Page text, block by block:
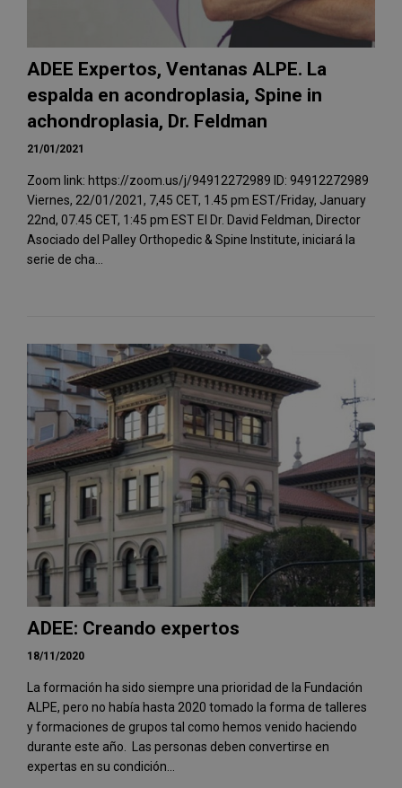
ADEE Expertos, Ventanas ALPE. La
espalda en acondroplasia, Spine in
achondroplasia, Dr. Feldman
21/01/2021
Zoom link: https://zoom.us/j/94912272989 ID: 94912272989
Viernes, 22/01/2021, 7,45 CET, 1.45 pm EST/Friday, January
22nd, 07.45 CET, 1:45 pm EST El Dr. David Feldman, Director
Asociado del Palley Orthopedic & Spine Institute, iniciará la
serie de cha...
ADEE: Creando expertos
18/11/2020
La formación ha sido siempre una prioridad de la Fundación
ALPE, pero no había hasta 2020 tomado la forma de talleres
y formaciones de grupos tal como hemos venido haciendo
durante este año. Las personas deben convertirse en
expertas en su condición...